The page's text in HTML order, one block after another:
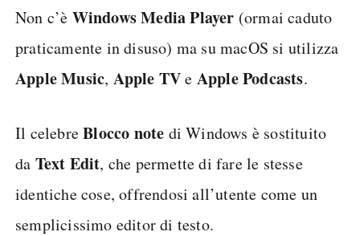
Non c’è WindowsMediaPlayer (ormai caduto
praticamente in disuso) ma su macOS si utilizza
AppleMusic, Apple TVe ApplePodcasts.
Il celebreBlocco note di Windows è sostituito
da Text Edit, che permette di fare le stesse
identiche cose, offrendosi all’utente come un
semplicissimo editor di testo.